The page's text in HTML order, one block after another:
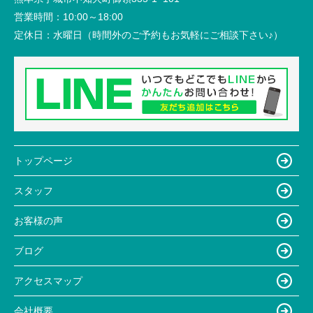
営業時間： 10:00～18:00
定休日： 水曜日（時間外のご予約もお気軽にご相談下さい♪）
トップページ
スタッフ
お客様の声
ブログ
アクセスマップ
会社概要